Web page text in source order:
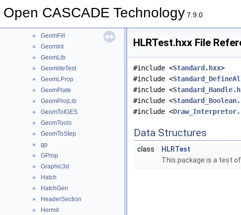
Open CASCADE Technology 7.9.0
► GeometryTest
► GeomFill
► GeomInt
► GeomLib
► GeomliteTest
► GeomLProp
► GeomPlate
► GeomProjLib
► GeomToIGES
► GeomTools
► GeomToStep
► gp
► GProp
► Graphic3d
► Hatch
► HatchGen
► HeaderSection
► Hermit
HLRTest.hxx File
#include <Standard.hxx>
#include <
#include <
#include <
#include <
Data Structures
class
HLRTest
This package is a test